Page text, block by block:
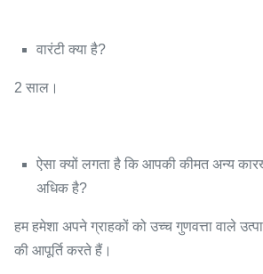
वारंटी क्या है?
2 साल।
ऐसा क्यों लगता है कि आपकी कीमत अन्य
अधिक है?
हम हमेशा अपने ग्राहकों को उच्च गुणवत्ता वाले
की आपूर्ति करते हैं।